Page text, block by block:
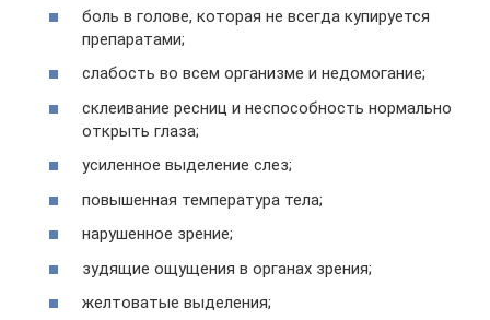
боль в голове, которая не всегда купируется
препаратами;
слабость во всем организме и недомогание;
склеивание ресниц и неспособность нормально
открыть глаза;
усиленное выделение слез;
повышенная температура тела;
нарушенное зрение;
зудящие ощущения в органах зрения;
желтоватые выделения;